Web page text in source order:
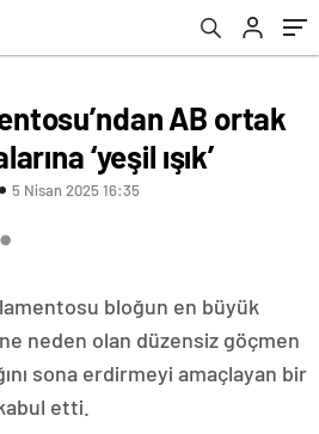
AB ortak
‘yeşil ışık’
5 Nisan 2025 16:35
bloğun en büyük
neden olan düzensiz göçmen
sona erdirmeyi amaçlayan bir
etti.